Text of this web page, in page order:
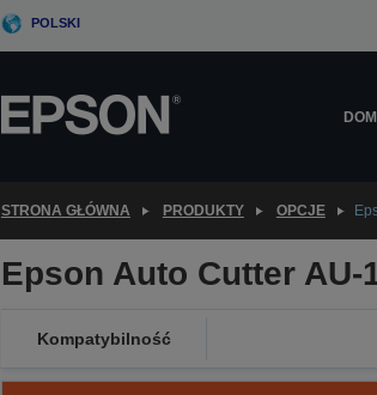
POLSKI
DOM
STRONA GŁÓWNA PRODUKTY OPCJE
Epson Auto Cutter AU-
Kompatybilność